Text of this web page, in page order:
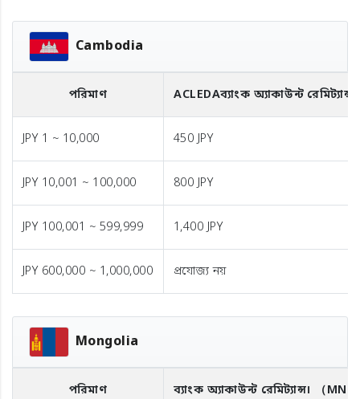
Cambodia
পরিমাণ ACLEDAব্যাংক অ্যাকাউন্ট
JPY 1 ~ 10,000 450 JPY
JPY 10,001 ~ 100,000 800 JPY
JPY 100,001 ~ 599,999 1,400 JPY
JPY 600,000 ~ 1,000,000 প্রযোজ্য নয়
Mongolia
পরিমাণ ব্যাংক অ্যাকাউন্ট রেমিট্যান্স। （MNT